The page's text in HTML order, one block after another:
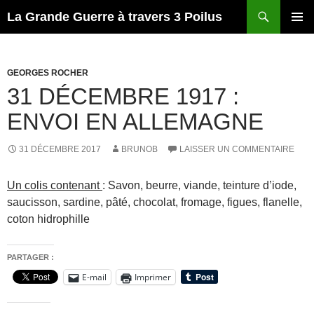
La Grande Guerre à travers 3 Poilus
GEORGES ROCHER
31 DÉCEMBRE 1917 :
ENVOI EN ALLEMAGNE
31 DÉCEMBRE 2017 BRUNOB LAISSER UN COMMENTAIRE
Un colis contenant : Savon, beurre, viande, teinture d’iode,
saucisson, sardine, pâté, chocolat, fromage, figues, flanelle,
coton hidrophille
PARTAGER :
E-mail Imprimer